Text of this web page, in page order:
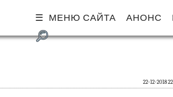
МЕНЮ САЙТА АНОНС
22-12-2018